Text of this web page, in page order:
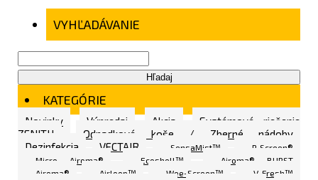
VYHĽADÁVANIE
Hľadaj
KATEGÓRIE
Novinky Výpredaj Akcia
Systémové riešenie
ZENITH
Odpadkové koše / Zberné nádoby
Dezinfekcia
VECTAIR SensaMist™
P-Screen®
Micro Airoma®
Ecoshell™
Airoma® BURST
Airoma®
Airloop™ Wee-Screen™
V-Fresh™